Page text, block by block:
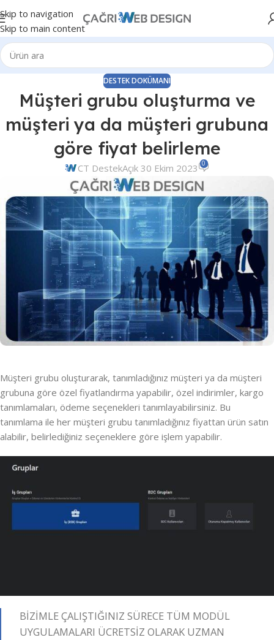
Skip to navigation
Skip to main content
DESTEK DOKÜMANI
Müşteri grubu oluşturma ve
müşteri ya da müşteri grubuna
göre fiyat belirleme
CT DestekAçık 30 Ekim 2023 0
Müşteri grubu oluşturarak, tanımladığınız müşteri ya da müşteri
grubuna göre özel fiyatlandırma yapabilir, özel indirimler, kargo
tanımlamaları, ödeme seçenekleri tanımlayabilirsiniz. Bu
tanımlama ile her müşteri grubu tanımladığınız fiyattan ürün satın
alabilir, belirlediğiniz seçeneklere göre işlem yapabilir.
BİZİMLE ÇALIŞTIĞINIZ SÜRECE TÜM MODÜL
UYGULAMALARI ÜCRETSİZ OLARAK UZMAN